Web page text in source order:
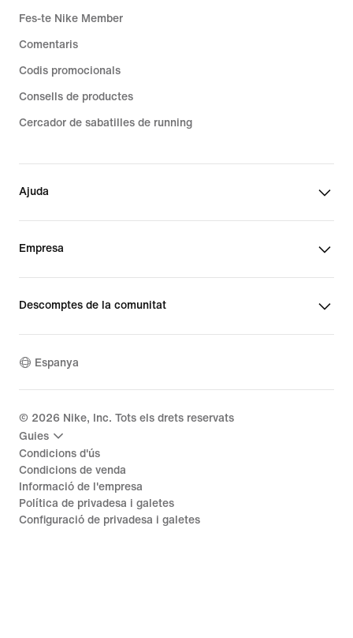
Fes-te Nike Member
Comentaris
Codis promocionals
Consells de productes
Cercador de sabatilles de running
Ajuda
Empresa
Descomptes de la comunitat
Espanya
© 2026 Nike, Inc. Tots els drets reservats
Guies
Condicions d'ús
Condicions de venda
Informació de l'empresa
Política de privadesa i galetes
Configuració de privadesa i galetes